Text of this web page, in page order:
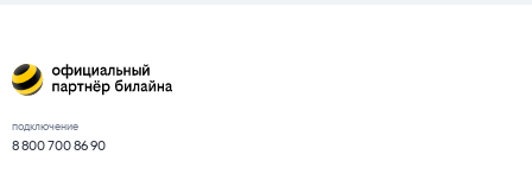
подключение
8 800 700 86 90